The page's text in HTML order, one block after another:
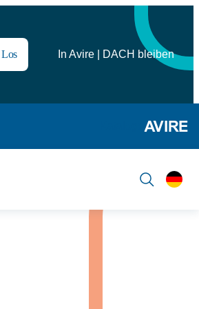
Los In Avire | DACH bleiben